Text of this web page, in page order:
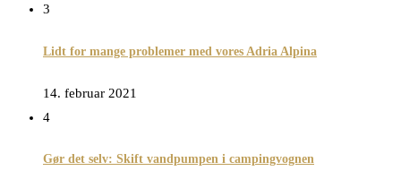
3
Lidt for mange problemer med vores Adria Alpina
14. februar 2021
4
Gør det selv: Skift vandpumpen i campingvognen